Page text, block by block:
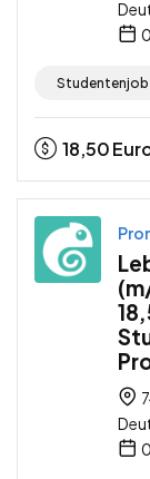
Studentenjob
18,50